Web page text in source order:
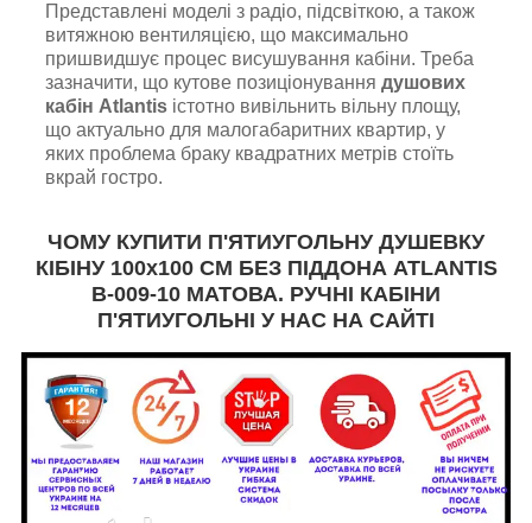
Представлені моделі з радіо, підсвіткою, а також
витяжною вентиляцією, що максимально
пришвидшує процес висушування кабіни. Треба
зазначити, що кутове позиціонування душових
кабін Atlantis істотно вивільнить вільну площу,
що актуально для малогабаритних квартир, у
яких проблема браку квадратних метрів стоїть
вкрай гостро.
ЧОМУ КУПИТИ П'ЯТИУГОЛЬНУ ДУШЕВКУ
КІБІНУ 100х100 СМ БЕЗ ПІДДОНА ATLANTIS
B-009-10 МАТОВА. РУЧНІ КАБІНИ
П'ЯТИУГОЛЬНІ У НАС НА САЙТІ